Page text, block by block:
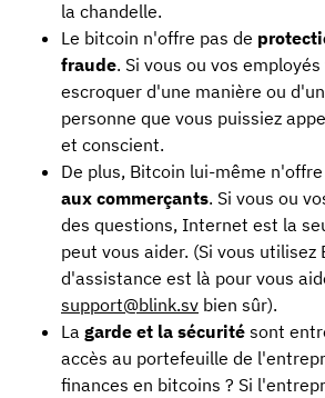
la chandelle.
Le bitcoin n'offre pas de
fraude. Si vous ou vos
escroquer d'une manière ou
personne que vous puissiez
et conscient.
De plus, Bitcoin lui-même
aux commerçants. Si vous ou
des questions, Internet est la
peut vous aider. (Si vous utilisez
d'assistance est là pour vous
support@blink.sv bien sûr).
La garde et la sécurité sont
accès au portefeuille de
finances en bitcoins ? Si